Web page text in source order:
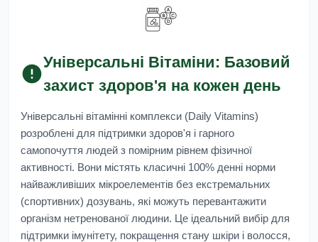
Універсальні Вітаміни: Базовий
захист здоров'я на кожен день
Універсальні вітамінні комплекси (Daily Vitamins)
розроблені для підтримки здоров'я і гарного
самопочуття людей з помірним рівнем фізичної
активності. Вони містять класичні 100% денні норми
найважливіших мікроелементів без екстремальних
(спортивних) дозувань, які можуть перевантажити
організм нетренованої людини. Це ідеальний вибір для
підтримки імунітету, покращення стану шкіри і волосся,